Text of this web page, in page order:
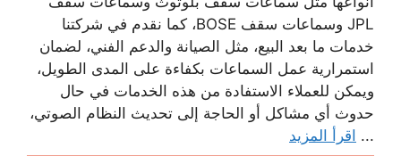
JPL وسماعات سقف BOSE، كما نقدم في شركتنا
خدمات ما بعد البيع، مثل الصيانة والدعم الفني، لضمان
استمرارية عمل السماعات بكفاءة على المدى الطويل،
ويمكن للعملاء الاستفادة من هذه الخدمات في حال
حدوث أي مشاكل أو الحاجة إلى تحديث النظام الصوتي،
... اقرأ المزيد